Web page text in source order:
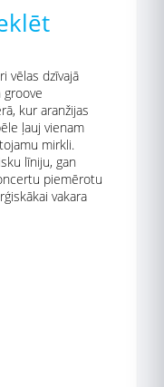
vēlas dzīvajā
kur aranžijas
ļauj vienam
mirkli.
līniju, gan
piemērotu
vakara